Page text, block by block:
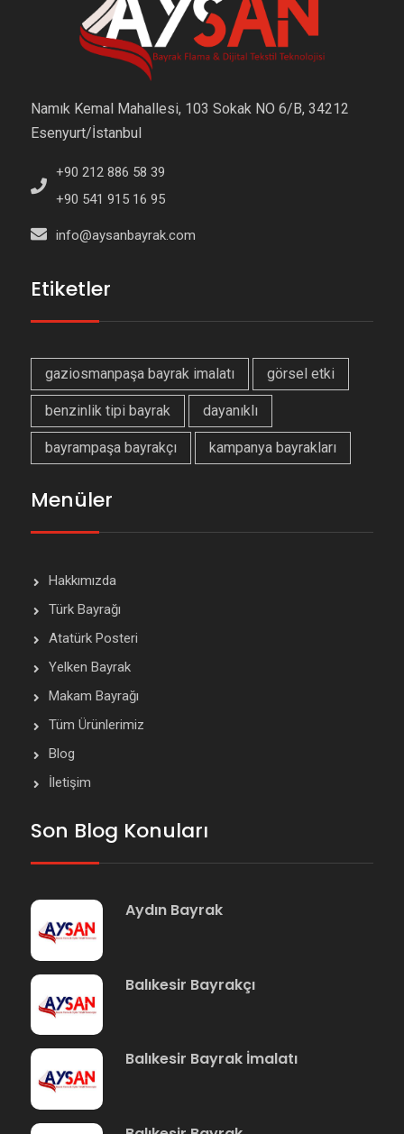
Namık Kemal Mahallesi, 103 Sokak NO 6/B, 34212
Esenyurt/İstanbul
+90 212 886 58 39
+90 541 915 16 95
info@aysanbayrak.com
Etiketler
gaziosmanpaşa bayrak imalatı görsel etki
benzinlik tipi bayrak dayanıklı
bayrampaşa bayrakçı kampanya bayrakları
Menüler
Hakkımızda
Türk Bayrağı
Atatürk Posteri
Yelken Bayrak
Makam Bayrağı
Tüm Ürünlerimiz
Blog
İletişim
Son Blog Konuları
Aydın Bayrak
Balıkesir Bayrakçı
Balıkesir Bayrak İmalatı